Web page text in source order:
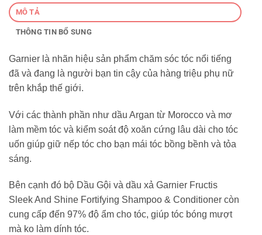
MÔ TẢ
THÔNG TIN BỔ SUNG
Garnier là nhãn hiệu sản phẩm chăm sóc tóc nổi tiếng
đã và đang là người bạn tin cậy của hàng triệu phụ nữ
trên khắp thế giới.
Với các thành phần như dầu Argan từ Morocco và mơ
làm mềm tóc và kiểm soát độ xoăn cứng lâu dài cho tóc
uốn giúp giữ nếp tóc cho bạn mái tóc bồng bềnh và tỏa
sáng.
Bên cạnh đó bộ Dầu Gội và dầu xả Garnier Fructis
Sleek And Shine Fortifying Shampoo & Conditioner còn
cung cấp đến 97% độ ẩm cho tóc, giúp tóc bóng mượt
mà ko làm dính tóc.